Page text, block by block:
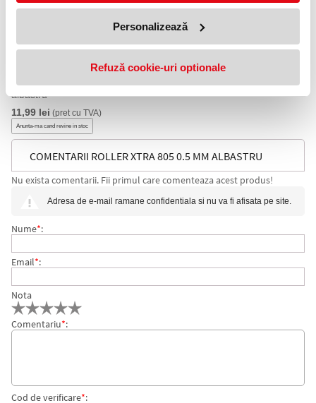
Personalizează
Refuză cookie-uri optionale
Roller Hi-Tecpoint Pilot F 0.7 mm
albastru
11,99 lei (pret cu TVA)
Anunta-ma cand revine in stoc
COMENTARII ROLLER XTRA 805 0.5 MM ALBASTRU
Nu exista comentarii. Fii primul care comenteaza acest produs!
Adresa de e-mail ramane confidentiala si nu va fi afisata pe site.
Nume*:
Email*:
Nota
Comentariu*:
Cod de verificare*: